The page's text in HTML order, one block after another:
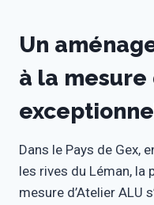
Un
à la mesure
Dans le Pays de Gex,
les rives du Léman, la
mesure d’Atelier ALU